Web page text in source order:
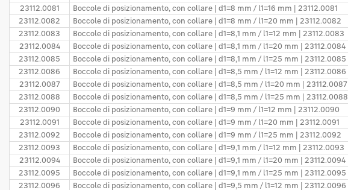
23112.0081
Boccole di posizionamento, con collare | d1=8 mm / l1=16 mm | 23112.0081
23112.0082
Boccole di posizionamento, con collare | d1=8 mm / l1=20 mm | 23112.0082
23112.0083
Boccole di posizionamento, con collare | d1=8,1 mm / l1=12 mm | 23112.0083
23112.0084
Boccole di posizionamento, con collare | d1=8,1 mm / l1=20 mm | 23112.0084
23112.0085
Boccole di posizionamento, con collare | d1=8,1 mm / l1=25 mm | 23112.0085
23112.0086
Boccole di posizionamento, con collare | d1=8,5 mm / l1=12 mm | 23112.0086
23112.0087
Boccole di posizionamento, con collare | d1=8,5 mm / l1=20 mm | 23112.0087
23112.0088
Boccole di posizionamento, con collare | d1=8,5 mm / l1=25 mm | 23112.0088
23112.0090
Boccole di posizionamento, con collare | d1=9 mm / l1=12 mm | 23112.0090
23112.0091
Boccole di posizionamento, con collare | d1=9 mm / l1=20 mm | 23112.0091
23112.0092
Boccole di posizionamento, con collare | d1=9 mm / l1=25 mm | 23112.0092
23112.0093
Boccole di posizionamento, con collare | d1=9,1 mm / l1=12 mm | 23112.0093
23112.0094
Boccole di posizionamento, con collare | d1=9,1 mm / l1=20 mm | 23112.0094
23112.0095
Boccole di posizionamento, con collare | d1=9,1 mm / l1=25 mm | 23112.0095
23112.0096
Boccole di posizionamento, con collare | d1=9,5 mm / l1=12 mm | 23112.0096